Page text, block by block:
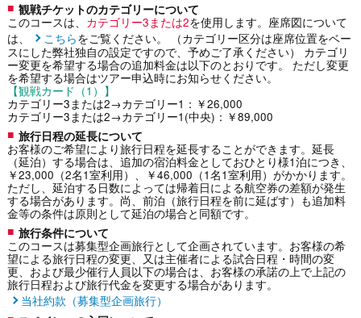
観戦チケットのカテゴリーについて
このコースは、 カテゴリー3または2を使用します。座席図について
は、
こちらをご覧ください。 （カテゴリー区分は座席位置をベー
スにした弊社独自の設定ですので、予めご了承ください） カテゴリ
ー変更を希望する場合の追加料金は以下のとおりです。 ただし変更
を希望する場合はツアー申込時にお知らせください。
【観戦カード（1）】
カテゴリー3または2→カテゴリー1：￥26,000
カテゴリー3または2→カテゴリー1(中央)：￥89,000
旅行日程の延長について
お客様のご希望により旅行日程を延長することができます。延長
（延泊）する場合は、追加の宿泊料金としておひとり様1泊につき、
￥23,000（2名1室利用）、￥46,000（1名1室利用）がかかります。
ただし、延泊する日数によっては帰着日による航空券の差額が発生
する場合があります。尚、前泊（旅行日程を前に延ばす）も追加料
金等の条件は原則として延泊の場合と同額です。
旅行条件について
このコースは募集型企画旅行として企画されています。お客様の希
望による旅行日程の変更、又は主催者による試合日程・時間の変
更、および最少催行人員以下の場合は、お客様の承諾の上で上記の
旅行日程および旅行代金を変更する場合があります。
当社約款（募集型企画旅行）